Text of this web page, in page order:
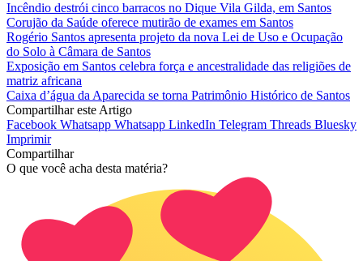
Incêndio destrói cinco barracos no Dique Vila Gilda, em Santos
Corujão da Saúde oferece mutirão de exames em Santos
Rogério Santos apresenta projeto da nova Lei de Uso e Ocupação
do Solo à Câmara de Santos
Exposição em Santos celebra força e ancestralidade das religiões de
matriz africana
Caixa d’água da Aparecida se torna Patrimônio Histórico de Santos
Compartilhar este Artigo
Facebook Whatsapp Whatsapp LinkedIn Telegram Threads Bluesky
Imprimir
Compartilhar
O que você acha desta matéria?